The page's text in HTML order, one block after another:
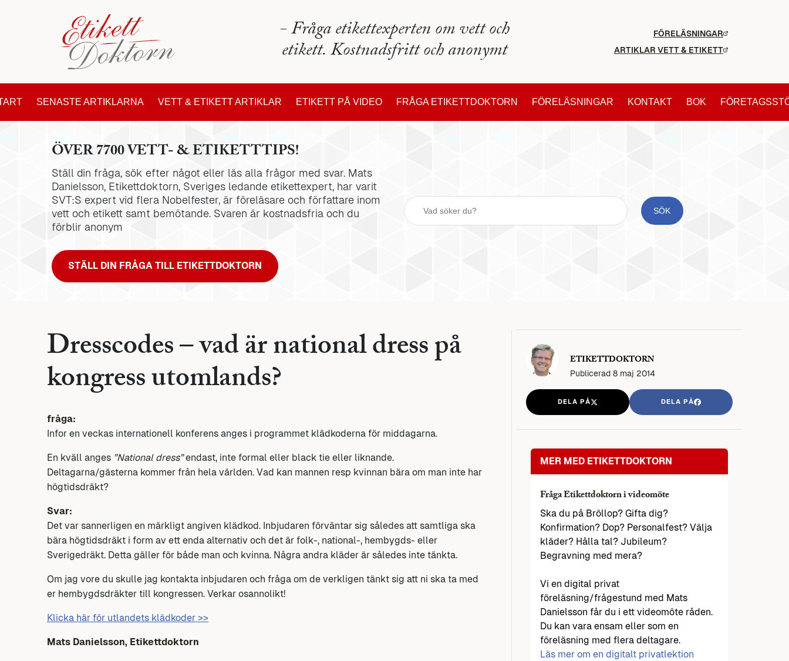
- Fråga etikettexperten om vett och
etikett. Kostnadsfritt och anonymt
FÖRELÄSNINGAR
ARTIKLAR VETT & ETIKETT
SENASTE ARTIKLARNA VETT & ETIKETT ARTIKLAR ETIKETT PÅ VIDEO FRÅGA ETIKETTDOKTORN FÖRELÄSNINGAR KONTAKT BOK
ÖVER 7700 VETT- & ETIKETTTIPS!
Ställ din fråga, sök efter något eller läs alla frågor med svar. Mats
Danielsson, Etikettdoktorn, Sveriges ledande etikettexpert, har varit
SVT:S expert vid flera Nobelfester, är föreläsare och författare inom
vett och etikett samt bemötande. Svaren är kostnadsfria och du
förblir anonym
STÄLL DIN FRÅGA TILL ETIKETTDOKTORN
Dresscodes – vad är national dress på
kongress utomlands?
fråga:
Infor en veckas internationell konferens anges i programmet klädkoderna för middagarna.
En kväll anges ”National dress”endast, inte formal eller black tie eller liknande.
Deltagarna/gästerna kommer från hela världen. Vad kan mannen resp kvinnan bära om man inte har
högtidsdräkt?
Svar:
Det var sannerligen en märkligt angiven klädkod. Inbjudaren förväntar sig således att samtliga ska
bära högtidsdräkt i form av ett enda alternativ och det är folk-, national-, hembygds- eller
Sverigedräkt. Detta gäller för både man och kvinna. Några andra kläder är således inte tänkta.
Om jag vore du skulle jag kontakta inbjudaren och fråga om de verkligen tänkt sig att ni ska ta med
er hembygdsdräkter till kongressen. Verkar osannolikt!
Klicka här för utlandets klädkoder >>
Mats Danielsson, Etikettdoktorn
ETIKETTDOKTORN
Publicerad 8 maj 2014
DELA PÅ DELA PÅ
MER MED ETIKETTDOKTORN
Fråga Etikettdoktorn i videomöte
Ska du på Bröllop? Gifta dig?
Konfirmation? Dop? Personalfest? Välja
kläder? Hålla tal? Jubileum?
Begravning med mera?
Vi en digital privat
föreläsning/frågestund med Mats
Danielsson får du i ett videomöte råden.
Du kan vara ensam eller som en
föreläsning med flera deltagare.
Läs mer om en digitalt privatlektion